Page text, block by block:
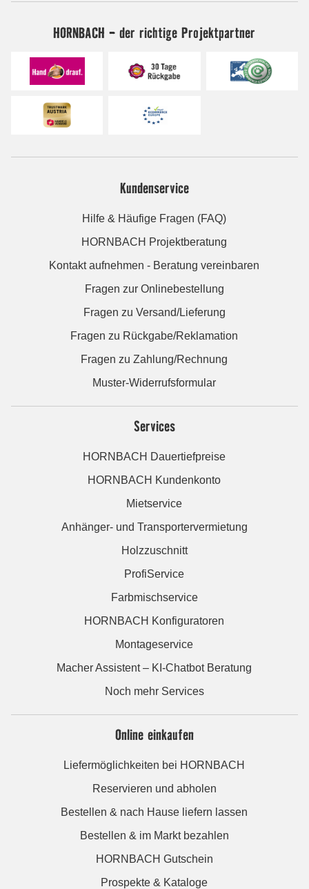
HORNBACH - der richtige Projektpartner
Kundenservice
Hilfe & Häufige Fragen (FAQ)
HORNBACH Projektberatung
Kontakt aufnehmen - Beratung vereinbaren
Fragen zur Onlinebestellung
Fragen zu Versand/Lieferung
Fragen zu Rückgabe/Reklamation
Fragen zu Zahlung/Rechnung
Muster-Widerrufsformular
Services
HORNBACH Dauertiefpreise
HORNBACH Kundenkonto
Mietservice
Anhänger- und Transportervermietung
Holzzuschnitt
ProfiService
Farbmischservice
HORNBACH Konfiguratoren
Montageservice
Macher Assistent – KI-Chatbot Beratung
Noch mehr Services
Online einkaufen
Liefermöglichkeiten bei HORNBACH
Reservieren und abholen
Bestellen & nach Hause liefern lassen
Bestellen & im Markt bezahlen
HORNBACH Gutschein
Prospekte & Kataloge